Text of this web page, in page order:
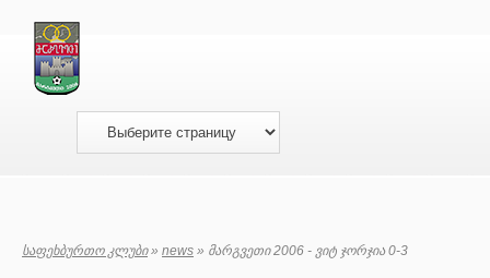
საფეხბურთო კლუბი» news » მარგვეთი 2006 - ვიტ ჯორჯია 0-3